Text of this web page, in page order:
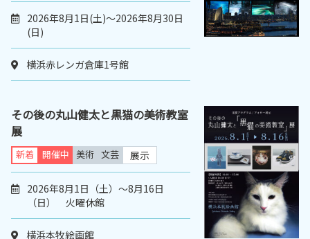
2026年8月1日(土)～2026年8月30日
(日)
横浜赤レンガ倉庫1号館
その後の丸山健太と黒猫の美術教室
展
新着 開催中 美術 文芸 展示
2026年8月1日（土）～8月16日
（日） 火曜休館
横浜本牧絵画館